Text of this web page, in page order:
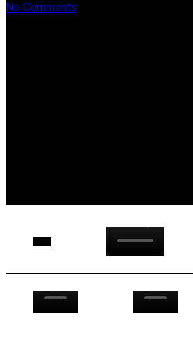
No Comments